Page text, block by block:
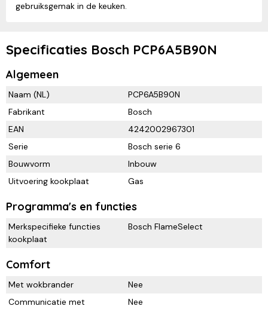
gebruiksgemak in de keuken.
Specificaties Bosch PCP6A5B90N
Algemeen
Naam (NL)
PCP6A5B90N
Fabrikant
Bosch
EAN
4242002967301
Serie
Bosch serie 6
Bouwvorm
Inbouw
Uitvoering kookplaat
Gas
Programma's en functies
Merkspecifieke functies
kookplaat
Bosch FlameSelect
Comfort
Met wokbrander
Nee
Communicatie met
Nee